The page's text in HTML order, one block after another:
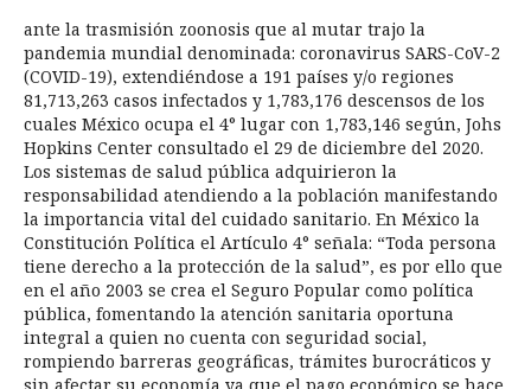
ante la trasmisión zoonosis que al mutar trajo la
pandemia mundial denominada: coronavirus SARS-CoV-2
(COVID-19), extendiéndose a 191 países y/o regiones
81,713,263 casos infectados y 1,783,176 descensos de los
cuales México ocupa el 4° lugar con 1,783,146 según, Johs
Hopkins Center consultado el 29 de diciembre del 2020.
Los sistemas de salud pública adquirieron la
responsabilidad atendiendo a la población manifestando
la importancia vital del cuidado sanitario. En México la
Constitución Política el Artículo 4° señala: “Toda persona
tiene derecho a la protección de la salud”, es por ello que
en el año 2003 se crea el Seguro Popular como política
pública, fomentando la atención sanitaria oportuna
integral a quien no cuenta con seguridad social,
rompiendo barreras geográficas, trámites burocráticos y